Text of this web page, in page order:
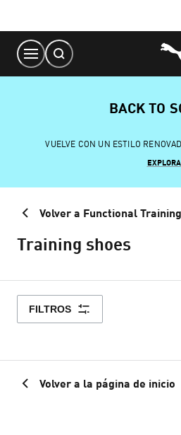
Content
BACK TO
VUELVE CON UN ESTILO
Volver a Functional Training
Training shoes
FILTROS
Volver a la página de inicio